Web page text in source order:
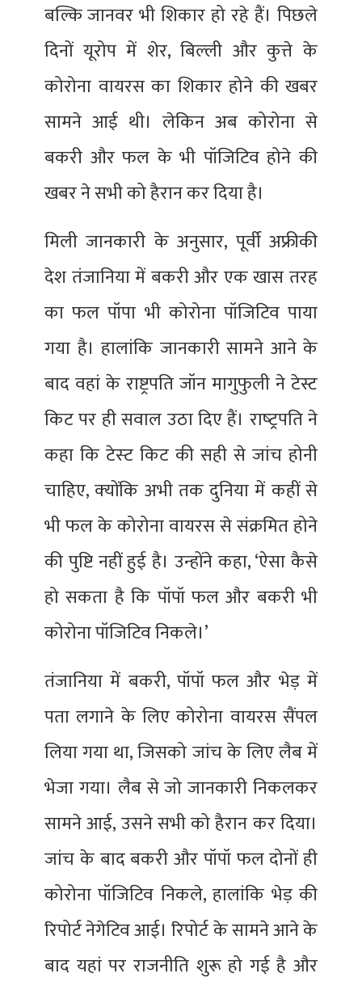
बल्कि जानवर भी शिकार हो रहे हैं। पिछले
दिनों यूरोप में शेर, बिल्‍ली और कुत्ते के
कोरोना वायरस का शिकार होने की खबर
सामने आई थी। लेकिन अब कोरोना से
बकरी और फल के भी पॉजिटिव होने की
खबर ने सभी को हैरान कर दिया है।
मिली जानकारी के अनुसार, पूर्वी अफ्रीकी
देश तंजानिया में बकरी और एक खास तरह
का फल पॉपा भी कोरोना पॉजिटिव पाया
गया है। हालांकि जानकारी सामने आने के
बाद वहां के राष्ट्रपति जॉन मागुफुली ने टेस्ट
किट पर ही सवाल उठा दिए हैं। राष्‍ट्रपति ने
कहा कि टेस्‍ट किट की सही से जांच होनी
चाहिए, क्‍योंकि अभी तक दुनिया में कहीं से
भी फल के कोरोना वायरस से संक्रमित होने
की पुष्टि नहीं हुई है। उन्होंने कहा, ‘ऐसा कैसे
हो सकता है कि पॉपॉ फल और बकरी भी
कोरोना पॉजिटिव निकले।’
तंजानिया में बकरी, पॉपॉ फल और भेड़ में
पता लगाने के लिए कोरोना वायरस सैंपल
लिया गया था, जिसको जांच के लिए लैब में
भेजा गया। लैब से जो जानकारी निकलकर
सामने आई, उसने सभी को हैरान कर दिया।
जांच के बाद बकरी और पॉपॉ फल दोनों ही
कोरोना पॉजिटिव निकले, हालांकि भेड़ की
रिपोर्ट नेगेटिव आई। रिपोर्ट के सामने आने के
बाद यहां पर राजनीति शुरू हो गई है और